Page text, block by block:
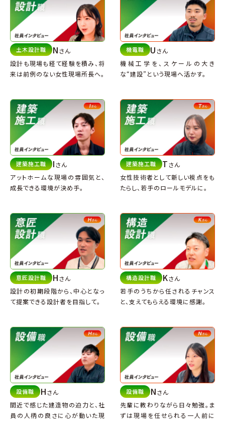
土木設計職 Nさん
設計も現場も経て経験を積み、将
来は前例のない女性現場所長へ。
機電職 Uさん
機械工学を、スケールの大き
な“建設”という現場へ活かす。
建築施工職 Iさん
アットホームな現場の雰囲気と、
成長できる環境が決め手。
建築施工職 Tさん
女性技術者として新しい視点をも
たらし、 若手のロールモデルに。
意匠設計職 Hさん
設計の初期段階から、 中心となっ
て提案できる設計者を目指して。
構造設計職 Kさん
若手のうちから任されるチャンス
と、 支えてもらえる環境に感謝。
設備職 Hさん
間近で感じた建造物の迫力と、 社
員の人柄の良さに心が動いた現
設備職 Nさん
先輩に教わりながら日々勉強。 ま
ずは現場を任せられる一人前に